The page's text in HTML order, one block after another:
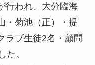
行われ、大分臨海
・菊池（正）・提
ラブ生徒2名・顧問
た。